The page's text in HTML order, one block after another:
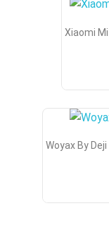
Xiaomi
Woyax By